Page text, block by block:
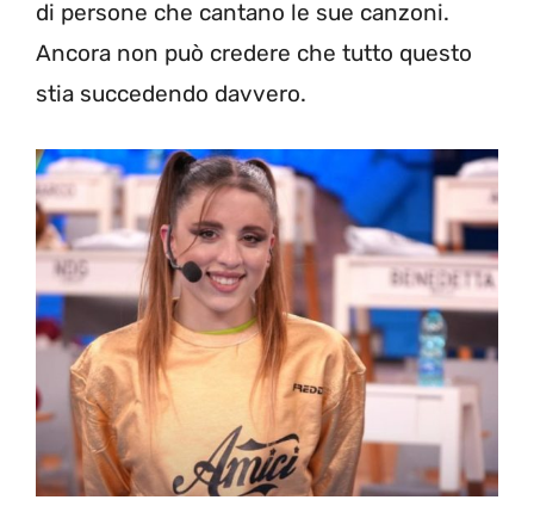
di persone che cantano le sue canzoni.
Ancora non può credere che tutto questo
stia succedendo davvero.